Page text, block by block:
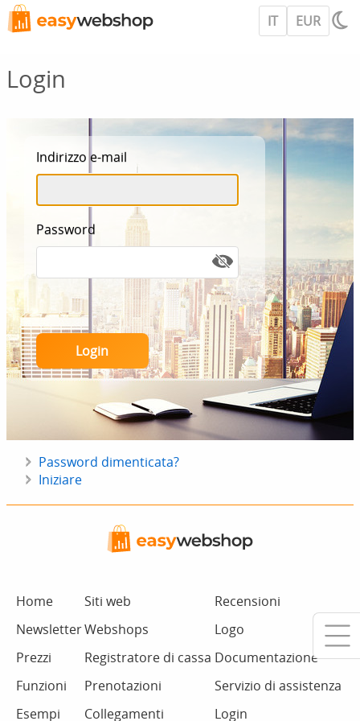
IT EUR
Login
Indirizzo e-mail
Password
Password dimenticata?
Iniziare
Home
Newsletter
Prezzi
Funzioni
Esempi
Siti web
Webshops
Registratore di cassa
Prenotazioni
Collegamenti
Recensioni
Logo
Documentazione
Servizio di assistenza
Login